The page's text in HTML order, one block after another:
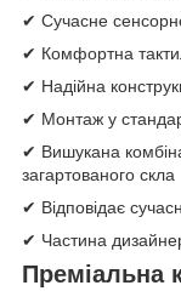
✔ Сучасне
✔ Комфортна
✔ Надійна
✔ Монтаж у
✔ Вишукана
загартованого скла
✔ Відповідає
✔ Частина
Преміальна